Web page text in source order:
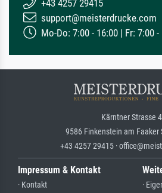
+43 4257 29415
support@meisterdrucke.com
Mo-Do: 7:00 - 16:00 | Fr: 7:00 -
Kärntner Strasse
9586 Finkenstein am Faaker
+43 4257 29415 ·
Impressum & Kontakt
· Kontakt
·